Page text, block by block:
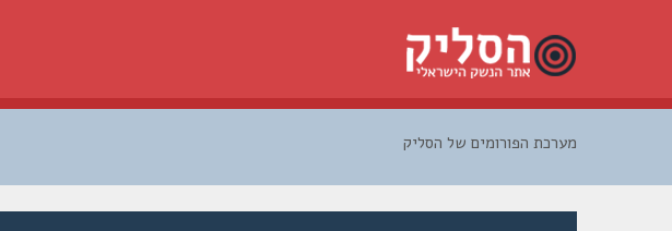
מערכת הפורומים של הסליק